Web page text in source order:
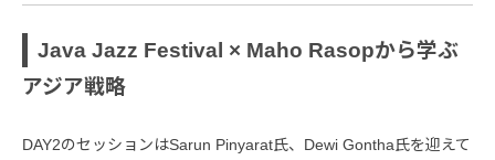
Java Jazz Festival × Maho Rasopから学ぶ
アジア戦略
DAY2のセッションはSarun Pinyarat氏、Dewi Gontha氏を迎えて